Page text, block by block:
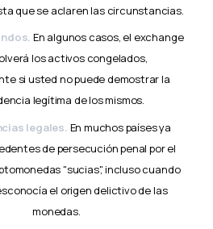
que se aclaren las circunstancias.
En algunos casos, el exchange
los activos congelados,
si usted no puede demostrar la
legítima de los mismos.
legales. En muchos países ya
de persecución penal por el
"sucias", incluso cuando
el origen delictivo de las
monedas.